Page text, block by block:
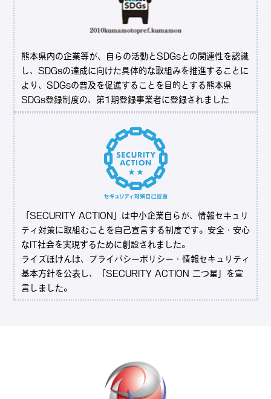
熊本県内の企業等が、自らの活動とSDGsとの関連性を認識
し、SDGsの達成に向けた具体的な取組みを推進することに
より、SDGsの普及を促進することを目的とする熊本県
SDGs登録制度の、第1期登録事業者に登録されました
「SECURITY ACTION」は中小企業自らが、情報セキュリ
ティ対策に取組むことを自己宣言する制度です。安全・安心
なIT社会を実現するために創設されました。
ライズほけんは、プライバシーポリシー・情報セキュリティ
基本方針を公表し、「SECURITY ACTION 二つ星」を宣
言しました。